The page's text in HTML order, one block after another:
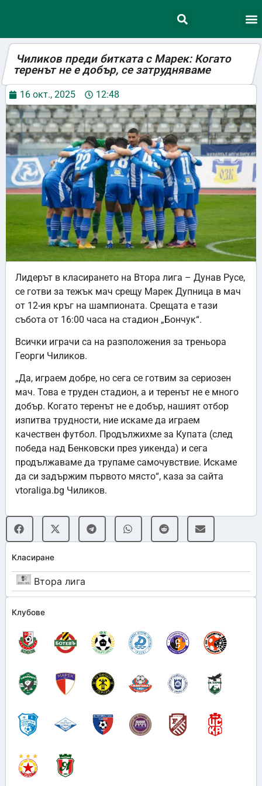
Класиране
Втора лига
Клубове
Чиликов преди битката с Марек: Когато
теренът не е добър, се затрудняваме
16 окт., 2025 12:48
Лидерът в класирането на Втора лига – Дунав Русе,
се готви за тежък мач срещу Марек Дупница в мач
от 12-ия кръг на шампионата. Срещата е тази
събота от 16:00 часа на стадион „Бончук“.
Всички играчи са на разположения за треньора
Георги Чиликов.
„Да, играем добре, но сега се готвим за сериозен
мач. Това е труден стадион, а и теренът не е много
добър. Когато теренът не е добър, нашият отбор
изпитва трудности, ние искаме да играем
качествен футбол. Продължихме за Купата (след
победа над Бенковски през уикенда) и сега
продължаваме да трупаме самочувствие. Искаме
да си задържим първото място“, каза за сайта
vtoraliga.bg Чиликов.